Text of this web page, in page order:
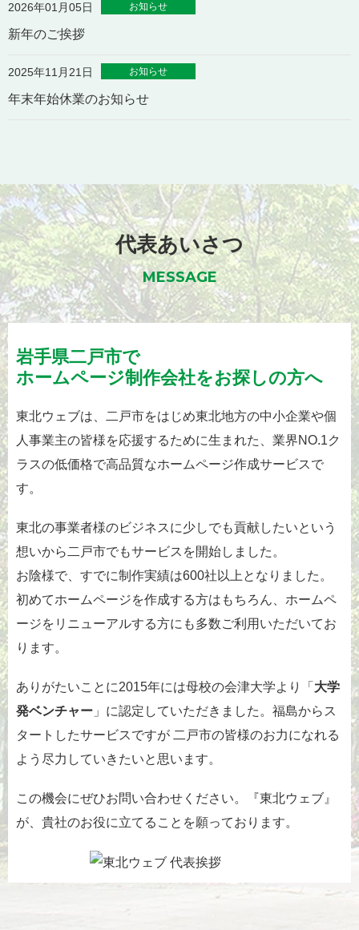
2026年01月05日 お知らせ
新年のご挨拶
2025年11月21日 お知らせ
年末年始休業のお知らせ
代表あいさつ
MESSAGE
岩手県二戸市で
ホームページ制作会社をお探しの方へ
東北ウェブは、二戸市をはじめ東北地方の中小企業や個
人事業主の皆様を応援するために生まれた、業界NO.1ク
ラスの低価格で高品質なホームページ作成サービスで
す。
東北の事業者様のビジネスに少しでも貢献したいという
想いから二戸市でもサービスを開始しました。
お陰様で、すでに制作実績は600社以上となりました。
初めてホームページを作成する方はもちろん、ホームペ
ージをリニューアルする方にも多数ご利用いただいてお
ります。
ありがたいことに2015年には母校の会津大学より「 大学
発ベンチャー 」に認定していただきました。福島からス
タートしたサービスですが 二戸市の皆様のお力になれる
よう尽力していきたいと思います。
この機会にぜひお問い合わせください。『東北ウェブ』
が、貴社のお役に立てることを願っております。